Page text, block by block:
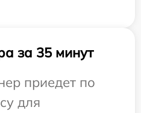
за 35 минут
приедет по
для